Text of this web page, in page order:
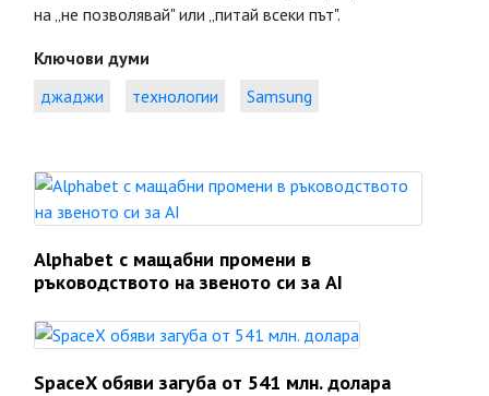
на „не позволявай" или „питай всеки път".
Ключови думи
джаджи
технологии Samsung
Alphabet с мащабни промени в
ръководството на звеното си за AI
SpaceX обяви загуба от 541 млн. долара